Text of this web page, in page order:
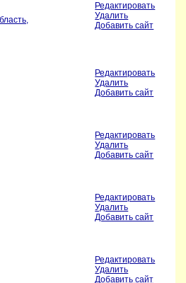
Редактировать
Удалить
Добавить сайт
Редактировать
Удалить
Добавить сайт
Редактировать
Удалить
Добавить сайт
Редактировать
Удалить
Добавить сайт
Редактировать
Удалить
Добавить сайт